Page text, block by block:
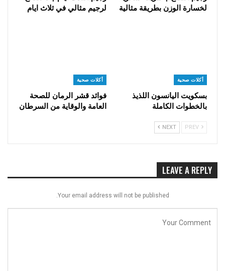
لخسارة الوزن بطريقة مثالية
لرجيم مثالي في ثلاث ايام
أكلات صحية
بسكويت اليانسون اللذيذ
بالخطوات الكاملة
أكلات صحية
فوائد قشر الرمان للصحة
العامة والوقاية من السرطان
NEXT
LEAVE A REPLY
Your email address will not be published.